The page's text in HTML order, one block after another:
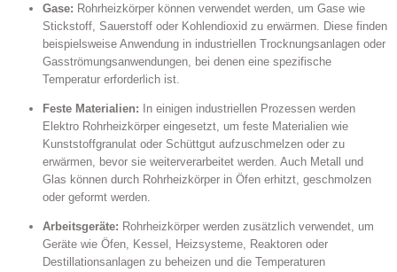
Gase: Rohrheizkörper können verwendet werden, um Gase wie
Stickstoff, Sauerstoff oder Kohlendioxid zu erwärmen. Diese finden
beispielsweise Anwendung in industriellen Trocknungsanlagen oder
Gasströmungsanwendungen, bei denen eine spezifische
Temperatur erforderlich ist.
Feste Materialien:
In einigen industriellen Prozessen werden
Elektro Rohrheizkörper eingesetzt, um feste Materialien wie
Kunststoffgranulat oder Schüttgut aufzuschmelzen oder zu
erwärmen, bevor sie weiterverarbeitet werden. Auch Metall und
Glas können durch Rohrheizkörper in Öfen erhitzt, geschmolzen
oder geformt werden.
Arbeitsgeräte: Rohrheizkörper werden zusätzlich verwendet, um
Geräte wie Öfen, Kessel, Heizsysteme, Reaktoren oder
Destillationsanlagen zu beheizen und die Temperaturen